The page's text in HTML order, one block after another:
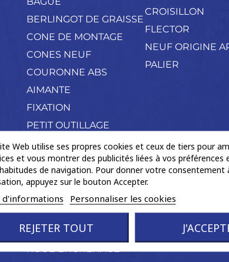
Web utilise ses propres cookies et ceux de tiers pour
et vous montrer des publicités liées à vos préférences
de navigation. Pour donner votre consentement
appuyez sur le bouton Accepter.
d'informations Personnaliser les cookies
REJETER TOUT
BERLINGOT DE GRAISSE
CONE DE MONTAGE
CONES NEUF
COURONNE ABS
AIMANTE
FIXATION
PETIT OUTILLAGE
POCHETTE
ACCESSOIRES
Produits négoce divers
PROTECTION
CAOUTCHOUC
RESSORT
CROISILLON
FLECTOR
NEUF ORIGINE
PALIER